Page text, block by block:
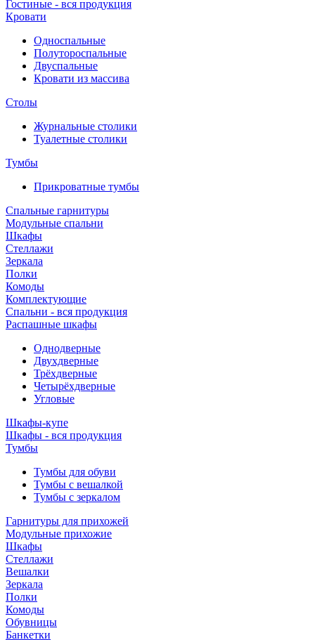
Гостиные - вся продукция
Кровати
Односпальные
Полутороспальные
Двуспальные
Кровати из массива
Столы
Журнальные столики
Туалетные столики
Тумбы
Прикроватные тумбы
Спальные гарнитуры
Модульные спальни
Шкафы
Стеллажи
Зеркала
Полки
Комоды
Комплектующие
Спальни - вся продукция
Распашные шкафы
Однодверные
Двухдверные
Трёхдверные
Четырёхдверные
Угловые
Шкафы-купе
Шкафы - вся продукция
Тумбы
Тумбы для обуви
Тумбы с вешалкой
Тумбы с зеркалом
Гарнитуры для прихожей
Модульные прихожие
Шкафы
Стеллажи
Вешалки
Зеркала
Полки
Комоды
Обувницы
Банкетки